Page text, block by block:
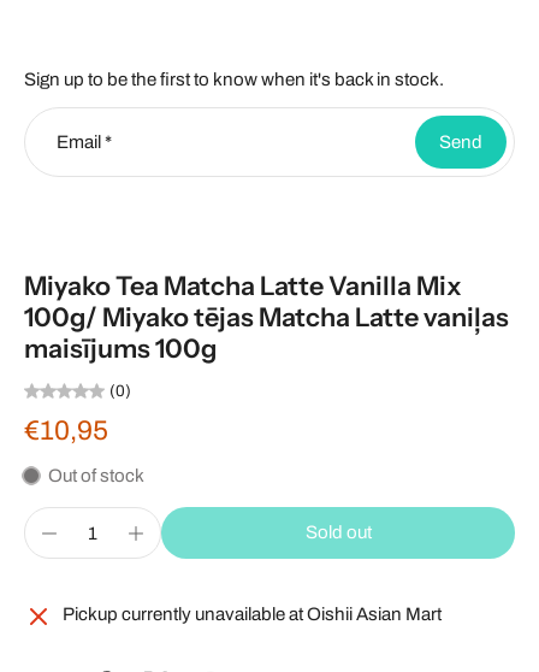
Sign up to be the first to know when it's back in stock.
Email * Send
Miyako Tea Matcha Latte Vanilla Mix
100g/ Miyako tējas Matcha Latte vaniļas
maisījums 100g
(0)
€10,95
Out of stock
Sold out
Pickup currently unavailable atOishii Asian Mart